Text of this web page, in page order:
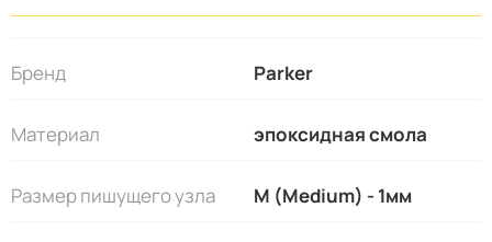
Бренд Parker
Материал эпоксидная смола
Размер пишущего узла M (Medium) - 1мм